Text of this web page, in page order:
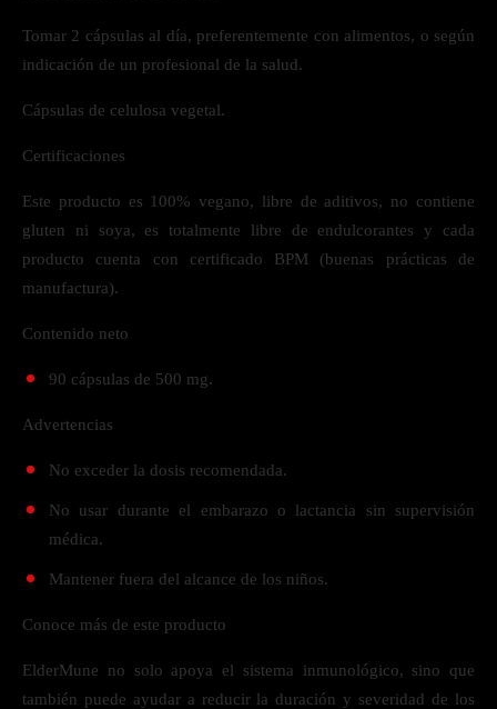
Tomar 2 cápsulas al día, preferentemente con alimentos, o según
indicación de un profesional de la salud.
Cápsulas de celulosa vegetal.
Certificaciones
Este producto es 100% vegano, libre de aditivos, no contiene
gluten ni soya, es totalmente libre de endulcorantes y cada
producto cuenta con certificado BPM (buenas prácticas de
manufactura).
Contenido neto
90 cápsulas de 500 mg.
Advertencias
No exceder la dosis recomendada.
No usar durante el embarazo o lactancia sin supervisión
médica.
Mantener fuera del alcance de los niños.
Conoce más de este producto
ElderMune no solo apoya el sistema inmunológico, sino que
también puede ayudar a reducir la duración y severidad de los